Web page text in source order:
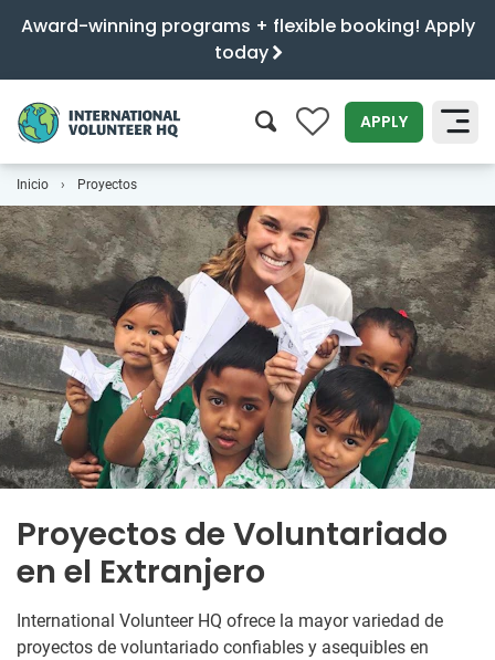
Award-winning programs + flexible booking! Apply
today
0 APPLY
Inicio Proyectos
Proyectos de Voluntariado
en el Extranjero
International Volunteer HQ ofrece la mayor variedad de
proyectos de voluntariado confiables y asequibles en